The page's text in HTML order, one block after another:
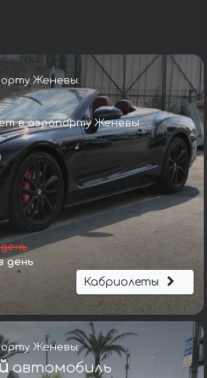
xDrive Sport Line М
Женевы:
в аэропорту Женевы
день
Кабриолеты
Женевы:
автомобиль